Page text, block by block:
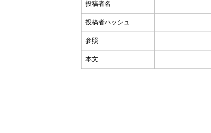
投稿者名
投稿者ハッシュ
参照
本文